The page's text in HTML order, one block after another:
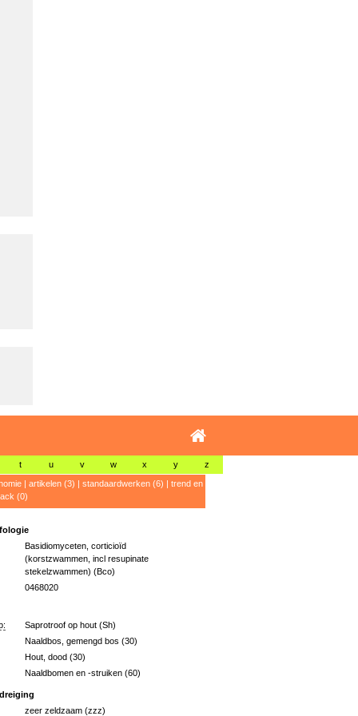
t u v w x y z
| artikelen (3) | standaardwerken (6) | trend en
(0)
Basidiomyceten, corticioïd
(korstzwammen, incl resupinate
stekelzwammen) (Bco)
0468020
Saprotroof op hout (Sh)
Naaldbos, gemengd bos (30)
Hout, dood (30)
Naaldbomen en -struiken (60)
zeer zeldzaam (zzz)